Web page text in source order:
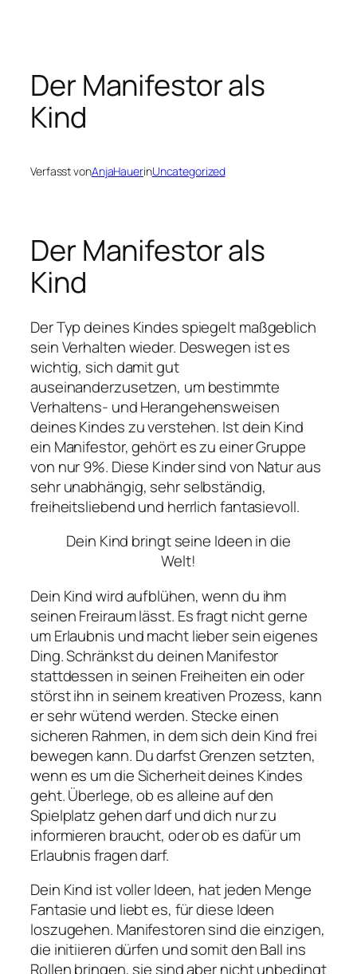
springen
Der Manifestor als
Kind
Verfasst vonAnjaHauerinUncategorized
Der Manifestor als
Kind
Der Typ deines Kindes spiegelt maßgeblich
sein Verhalten wieder. Deswegen ist es
wichtig, sich damit gut
auseinanderzusetzen, um bestimmte
Verhaltens- und Herangehensweisen
deines Kindes zu verstehen. Ist dein Kind
ein Manifestor, gehört es zu einer Gruppe
von nur 9%. Diese Kinder sind von Natur aus
sehr unabhängig, sehr selbständig,
freiheitsliebend und herrlich fantasievoll.
Dein Kind bringt seine Ideen in die
Welt!
Dein Kind wird aufblühen, wenn du ihm
seinen Freiraum lässt. Es fragt nicht gerne
um Erlaubnis und macht lieber sein eigenes
Ding. Schränkst du deinen Manifestor
stattdessen in seinen Freiheiten ein oder
störst ihn in seinem kreativen Prozess, kann
er sehr wütend werden. Stecke einen
sicheren Rahmen, in dem sich dein Kind frei
bewegen kann. Du darfst Grenzen setzten,
wenn es um die Sicherheit deines Kindes
geht. Überlege, ob es alleine auf den
Spielplatz gehen darf und dich nur zu
informieren braucht, oder ob es dafür um
Erlaubnis fragen darf.
Dein Kind ist voller Ideen, hat jeden Menge
Fantasie und liebt es, für diese Ideen
loszugehen. Manifestoren sind die einzigen,
die initiieren dürfen und somit den Ball ins
Rollen bringen, sie sind aber nicht unbedingt